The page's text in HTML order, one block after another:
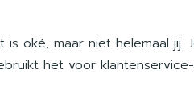
oké, maar niet helemaal jij.
het voor